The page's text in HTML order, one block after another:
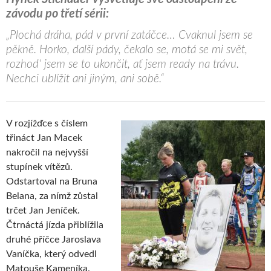
závodu po třetí sérii:
„Plochá dráha, pád v první zatáčce… Cvaknul jsem se
pěkně. Horko, další pády, čekalo se, motá se mi svět,
rozhod‘ jsem se to ukončit, ať jsem ready na trávu.
Nechci ublížit ani jiným, ani sobě.“
V rozjížďce s číslem
třináct Jan Macek
nakročil na nejvyšší
stupínek vítězů.
Odstartoval na Bruna
Belana, za nímž zůstal
trčet Jan Jeníček.
Čtrnáctá jízda přiblížila
druhé příčce Jaroslava
Vaníčka, který odvedl
Matouše Kameníka.